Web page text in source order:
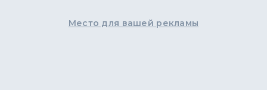
Место для вашей рекламы